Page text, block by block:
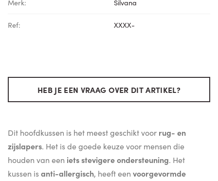
Merk: Silvana
Ref: XXXX-
HEB JE EEN VRAAG OVER DIT ARTIKEL?
Dit hoofdkussen is het meest geschikt voor rug- en
zijslapers. Het is de goede keuze voor mensen die
houden van een iets stevigere ondersteuning. Het
kussen isanti-allergisch, heeft een voorgevormde